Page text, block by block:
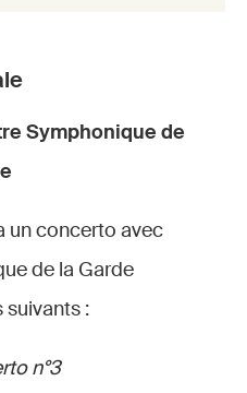
Symphonique de
un concerto avec
de la Garde
suivants :
n°3